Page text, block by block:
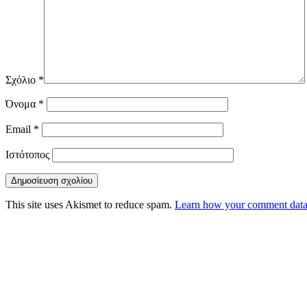
Σχόλιο *
Όνομα *
Email *
Ιστότοπος
This site uses Akismet to reduce spam. Learn how your comment